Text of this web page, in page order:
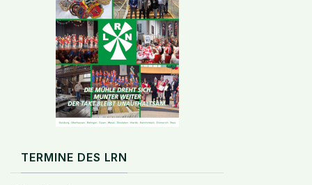
TERMINE DES LRN